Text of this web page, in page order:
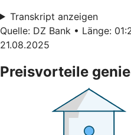
Transkript anzeigen
Quelle: DZ Bank • Länge:
21.08.2025
Preisvorteile